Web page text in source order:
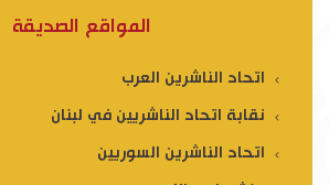
المواقع الصديقة
اتحاد الناشرين العرب
نقابة اتحاد الناشريين في لبنان
اتحاد الناشرين السوريين